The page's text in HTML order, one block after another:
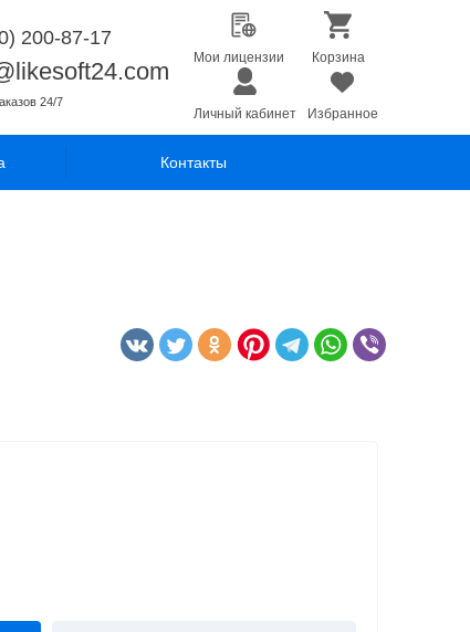
200-87-17
24/7
Мои лицензии Корзина
Личный кабинет Избранное
Контакты